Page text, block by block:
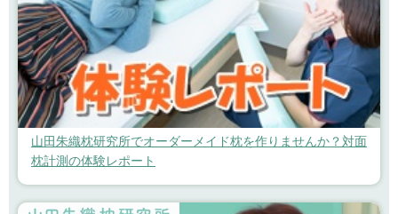
山田朱織枕研究所でオーダーメイド枕を作りませんか？対面
枕計測の体験レポート